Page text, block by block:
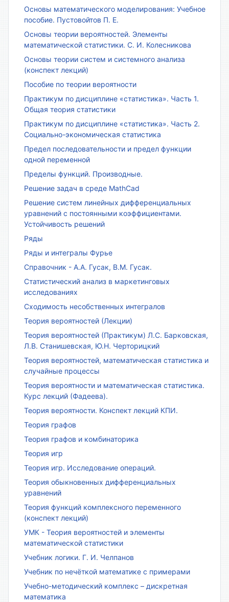
Основы математического моделирования: Учебное
пособие. Пустовойтов П. Е.
Основы теории вероятностей. Элементы
математической статистики. С. И. Колесникова
Основы теории систем и системного анализа
(конспект лекций)
Пособие по теории вероятности
Практикум по дисциплине «статистика». Часть 1.
Общая теория статистики
Практикум по дисциплине «статистика». Часть 2.
Социально-экономическая статистика
Предел последовательности и предел функции
одной переменной
Пределы функций. Производные.
Решение задач в среде MathCad
Решение систем линейных дифференциальных
уравнений с постоянными коэффициентами.
Устойчивость решений
Ряды
Ряды и интегралы Фурье
Справочник - А.А. Гусак, В.М. Гусак.
Статистический анализ в маркетинговых
исследованиях
Сходимость несобственных интегралов
Теория вероятностей (Лекции)
Теория вероятностей (Практикум) Л.С. Барковская,
Л.В. Станишевская, Ю.Н. Черторицкий
Теория вероятностей, математическая статистика и
случайные процессы
Теория вероятности и математическая статистика.
Курс лекций (Фадеева).
Теория вероятности. Конспект лекций КПИ.
Теория графов
Теория графов и комбинаторика
Теория игр
Теория игр. Исследование операций.
Теория обыкновенных дифференциальных
уравнений
Теория функций комплексного переменного
(конспект лекций)
УМК - Теория вероятностей и элементы
математической статистики
Учебник логики. Г. И. Челпанов
Учебник по нечёткой математике с примерами
Учебно-методический комплекс – дискретная
математика